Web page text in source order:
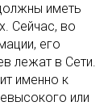
иметь
Сейчас, во
его
лежат в Сети.
именно к
или